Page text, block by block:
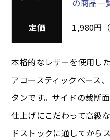
の商品一
定価 1,980円（
本格的なレザーを使用し
アコースティックベース
タンです。サイドの裁断
仕上げにこだわって高級
ドストックに通してから